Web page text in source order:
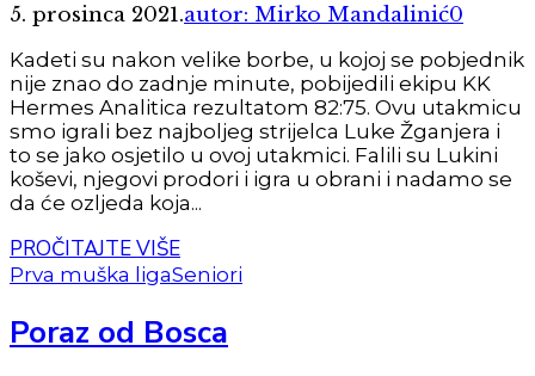
5. prosinca 2021.autor: Mirko Mandalinić0
Kadeti su nakon velike borbe, u kojoj se pobjednik
nije znao do zadnje minute, pobijedili ekipu KK
Hermes Analitica rezultatom 82:75. Ovu utakmicu
smo igrali bez najboljeg strijelca Luke Žganjera i
to se jako osjetilo u ovoj utakmici. Falili su Lukini
koševi, njegovi prodori i igra u obrani i nadamo se
da će ozljeda koja...
PROČITAJTE VIŠE
Prva muška ligaSeniori
Poraz od Bosca